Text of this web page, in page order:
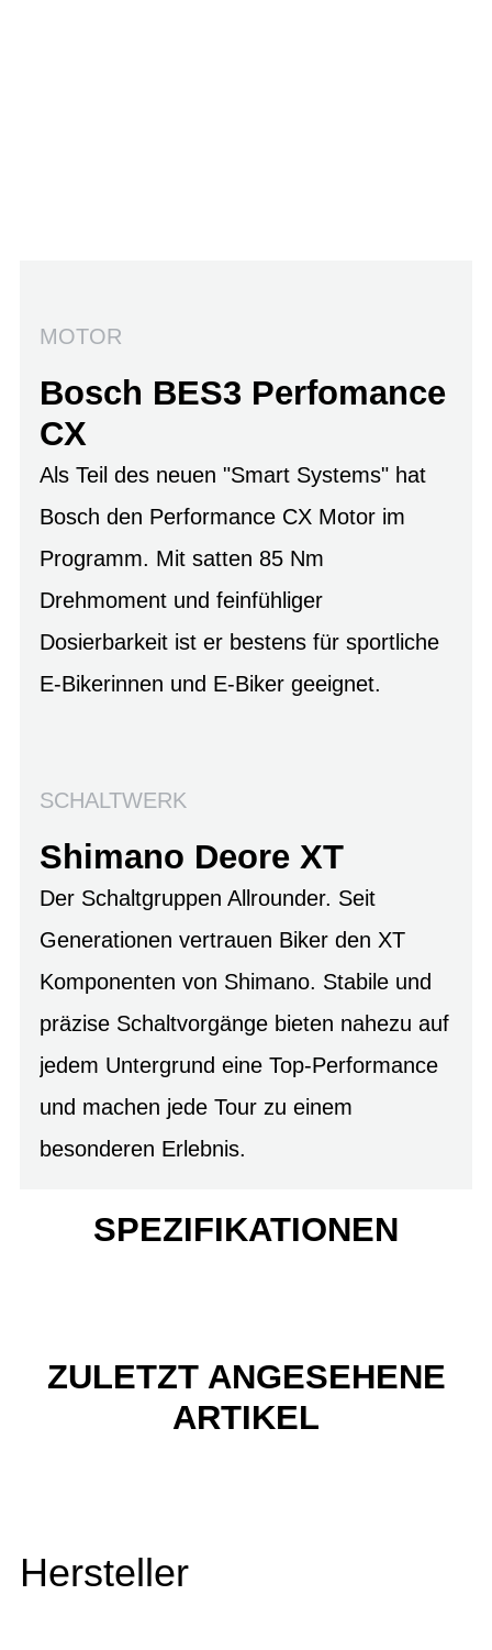
MOTOR
Bosch BES3 Perfomance
CX
Als Teil des neuen "Smart Systems" hat
Bosch den Performance CX Motor im
Programm. Mit satten 85 Nm
Drehmoment und feinfühliger
Dosierbarkeit ist er bestens für sportliche
E-Bikerinnen und E-Biker geeignet.
SCHALTWERK
Shimano Deore XT
Der Schaltgruppen Allrounder. Seit
Generationen vertrauen Biker den XT
Komponenten von Shimano. Stabile und
präzise Schaltvorgänge bieten nahezu auf
jedem Untergrund eine Top-Performance
und machen jede Tour zu einem
besonderen Erlebnis.
SPEZIFIKATIONEN
ZULETZT ANGESEHENE
ARTIKEL
Hersteller